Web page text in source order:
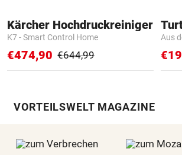
Kärcher Hochdruckreiniger
K7 - Smart Control Home
€474,90 €644,99
Aus
VORTEILSWELT MAGAZINE